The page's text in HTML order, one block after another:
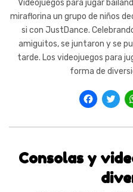
Videojuegos para jugar
miraflorina un grupo de niños
si con JustDance.
amiguitos, se juntaron y se
tarde. Los videojuegos para
forma de
Consolas y